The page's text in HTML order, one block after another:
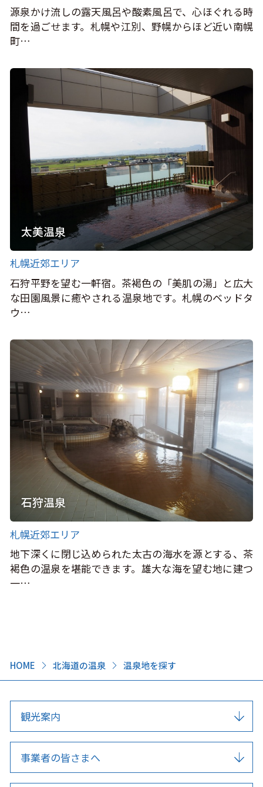
HOME 北海道の温泉 温泉地を探す
源泉かけ流しの露天風呂や酸素風呂で、心ほぐれる時
間を過ごせます。札幌や江別、野幌からほど近い南幌
町…
太美温泉
札幌近郊エリア
石狩平野を望む一軒宿。茶褐色の「美肌の湯」と広大
な田園風景に癒やされる温泉地です。札幌のベッドタ
ウ…
石狩温泉
札幌近郊エリア
地下深くに閉じ込められた太古の海水を源とする、茶
褐色の温泉を堪能できます。雄大な海を望む地に建つ
一…
観光案内
事業者の皆さまへ